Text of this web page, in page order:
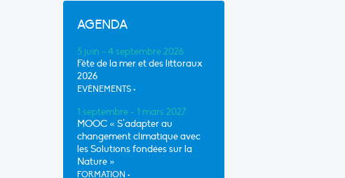
AGENDA
5 juin - 4 septembre 2026
Fête de la mer et des littoraux
2026
EVÈNEMENTS •
1 septembre - 1 mars 2027
MOOC « S’adapter au
changement climatique avec
les Solutions fondées sur la
Nature »
FORMATION •